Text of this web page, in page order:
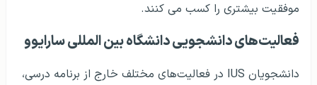
موفقیت بیشتری را کسب می کنند.
فعالیت‌های دانشجویی دانشگاه بین المللی سارایوو
دانشجویان IUS در فعالیت‌های مختلف خارج از برنامه درسی،